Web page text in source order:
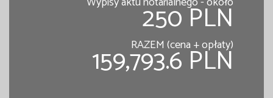
250 PLN
RAZEM (cena + opłaty)
159,793.6 PLN